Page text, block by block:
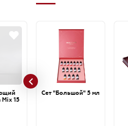
15
Сет "Большой" 5 мл